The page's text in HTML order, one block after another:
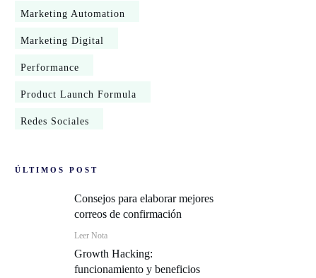
Marketing Automation
Marketing Digital
Performance
Product Launch Formula
Redes Sociales
ÚLTIMOS POST
Consejos para elaborar mejores
correos de confirmación
Leer Nota
Growth Hacking:
funcionamiento y beneficios